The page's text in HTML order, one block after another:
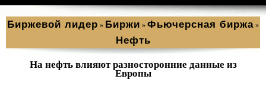
Биржевой лидер » Биржи » Фьючерсная биржа »
Нефть
На нефть влияют разносторонние данные из
Европы